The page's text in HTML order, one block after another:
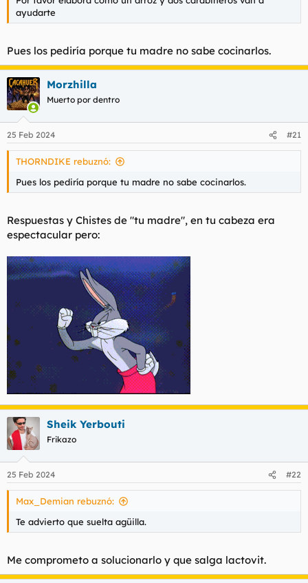
ayudarte
Pues los pediría porque tu madre no sabe cocinarlos.
Morzhilla
Muerto por dentro
25 Feb 2024 #21
THORNDIKE rebuznó:
Pues los pediría porque tu madre no sabe cocinarlos.
Respuestas y Chistes de "tu madre", en tu cabeza era
espectacular pero:
Sheik Yerbouti
Frikazo
25 Feb 2024 #22
Max_Demian rebuznó:
Te advierto que suelta agüilla.
Me comprometo a solucionarlo y que salga lactovit.